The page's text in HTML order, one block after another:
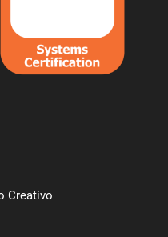
Creativo